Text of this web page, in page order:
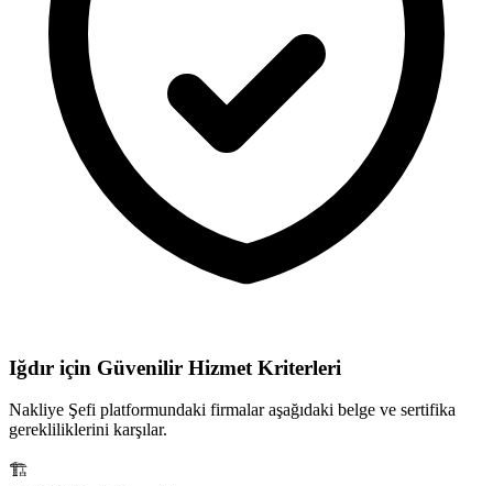
Iğdır için Güvenilir Hizmet Kriterleri
Nakliye Şefi platformundaki firmalar aşağıdaki belge ve sertifika
gerekliliklerini karşılar.
🏗️